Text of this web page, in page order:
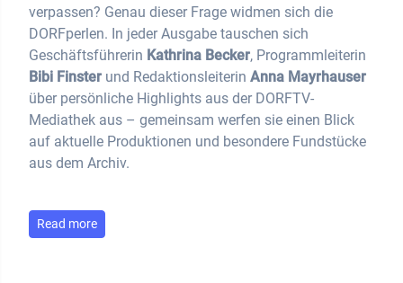
verpassen? Genau dieser Frage widmen sich die
DORFperlen. In jeder Ausgabe tauschen sich
Geschäftsführerin Kathrina Becker, Programmleiterin
Bibi Finster und Redaktionsleiterin Anna Mayrhauser
über persönliche Highlights aus der DORFTV-
Mediathek aus – gemeinsam werfen sie einen Blick
auf aktuelle Produktionen und besondere Fundstücke
aus dem Archiv.
Read more